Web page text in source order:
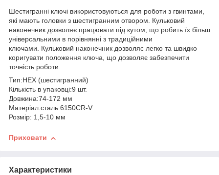
Шестигранні ключі використовуються для роботи з гвинтами,
які мають головки з шестигранним отвором. Кульковий
наконечник дозволяє працювати під кутом, що робить їх більш
універсальними в порівнянні з традиційними
ключами. Кульковий наконечник дозволяє легко та швидко
коригувати положення ключа, що дозволяє забезпечити
точність роботи.
Тип:HEX (шестигранний)
Кількість в упаковці:9 шт.
Довжина:74-172 мм
Матеріал:сталь 6150CR-V
Розмір: 1,5-10 мм
Приховати
Характеристики